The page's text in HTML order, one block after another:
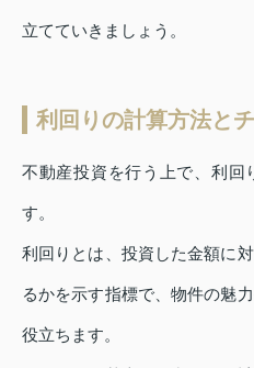
立てていきましょう。
利回りの計算方法と
不動産投資を行う上で、利回
す。
利回りとは、投資した金額に
るかを示す指標で、物件の魅
役立ちます。